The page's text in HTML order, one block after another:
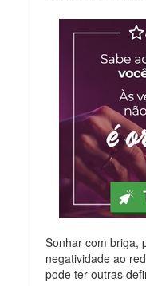
Sonhar com briga,
negatividade ao
pode ter outras